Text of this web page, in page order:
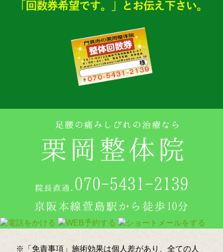
※「免責事項」施術効果は個人差があり、全ての人